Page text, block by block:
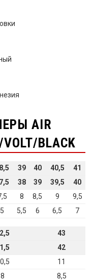
AIR
BLACK
39 40 40,5
41
38 39 39,5
40
8 8,5 9
9,5
5 5,5 6 6,5 7
43
42
11
8 8,5